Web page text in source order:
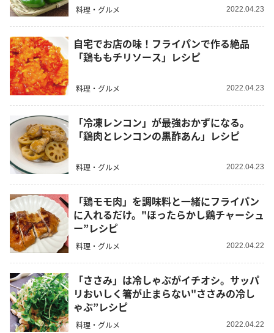
料理・グルメ 2022.04.23
自宅でお店の味！フライパンで作る絶品
「鶏ももチリソース」レシピ
料理・グルメ 2022.04.23
「冷凍レンコン」が最強おかずになる。
「鶏肉とレンコンの黒酢あん」レシピ
料理・グルメ 2022.04.23
「鶏モモ肉」を調味料と一緒にフライパン
に入れるだけ。"ほったらかし鶏チャーシュ
ー”レシピ
料理・グルメ 2022.04.22
「ささみ」は冷しゃぶがイチオシ。サッパ
リおいしく箸が止まらない"ささみの冷し
ゃぶ”レシピ
料理・グルメ 2022.04.22